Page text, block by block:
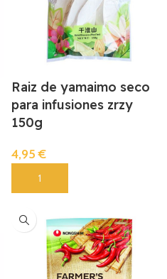
Raiz de yamaimo seco
para infusiones zrzy
150g
4,95€
Añadir